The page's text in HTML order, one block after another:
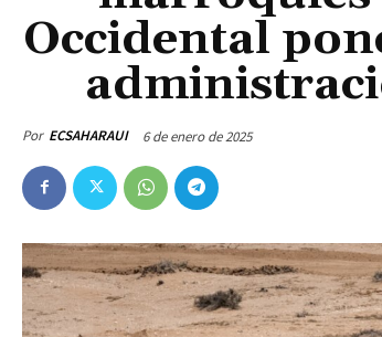
Occidental
Por ECSAHARAUI 6 de enero de 2025